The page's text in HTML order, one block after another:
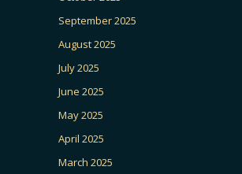
September 2025
August 2025
July 2025
June 2025
May 2025
April 2025
March 2025